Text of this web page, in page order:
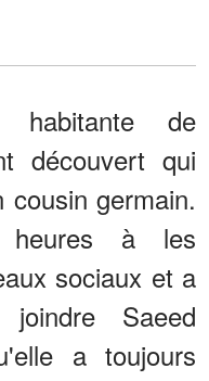
habitante de
découvert qui
germain.
à les
sociaux et a
Saeed
a toujours